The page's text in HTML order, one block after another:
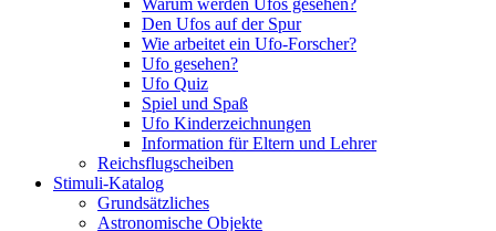
Warum werden Ufos gesehen?
Den Ufos auf der Spur
Wie arbeitet ein Ufo-Forscher?
Ufo gesehen?
Ufo Quiz
Spiel und Spaß
Ufo Kinderzeichnungen
Information für Eltern und Lehrer
Reichsflugscheiben
Stimuli-Katalog
Grundsätzliches
Astronomische Objekte